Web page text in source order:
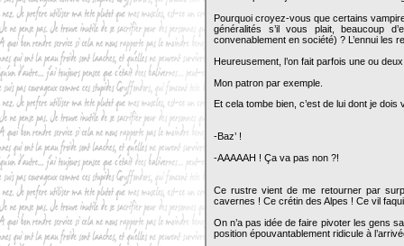
Pourquoi croyez-vous que certains
généralités s’il vous plait, beaucoup
convenablement en société) ? L’ennui les
Heureusement, l’on fait parfois une ou
Mon patron par exemple.
Et cela tombe bien, c’est de lui dont je dois
-Baz’ !
-AAAAAH ! Ça va pas non ?!
Ce rustre vient de me retourner par
cavernes ! Ce crétin des Alpes ! Ce vil
On n’a pas idée de faire pivoter les gens
position épouvantablement ridicule à